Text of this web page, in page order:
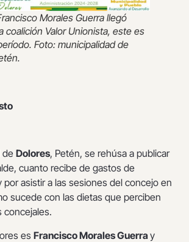
Morales Guerra llegó
coalición Valor Unionista, este es
Foto: municipalidad de
de Dolores, Petén, se rehúsa a publicar
cuanto recibe de gastos de
asistir a las sesiones del concejo en
sucede con las dietas que perciben
concejales.
es Francisco Morales Guerra y